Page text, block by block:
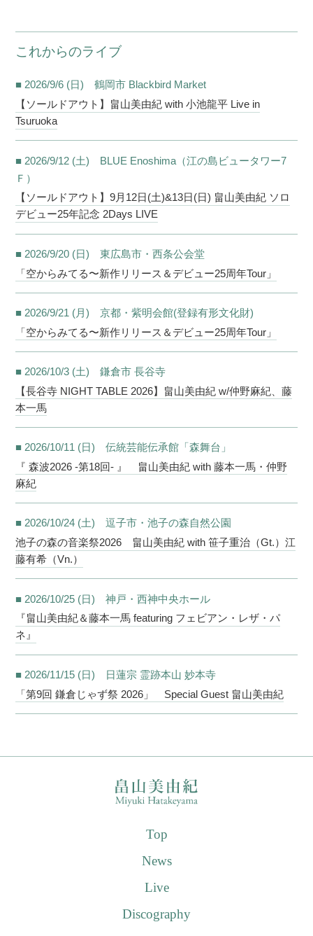
これからのライブ
■ 2026/9/6 (日) 鶴岡市 Blackbird Market
【ソールドアウト】畠山美由紀 with 小池龍平 Live in
Tsuruoka
■ 2026/9/12 (土) BLUE Enoshima（江の島ビュータワー7
Ｆ）
【ソールドアウト】9月12日(土)&13日(日) 畠山美由紀 ソロ
デビュー25年記念 2Days LIVE
■ 2026/9/20 (日) 東広島市・西条公会堂
「空からみてる〜新作リリース＆デビュー25周年Tour」
■ 2026/9/21 (月) 京都・紫明会館(登録有形文化財)
「空からみてる〜新作リリース＆デビュー25周年Tour」
■ 2026/10/3 (土) 鎌倉市 長谷寺
【長谷寺 NIGHT TABLE 2026】畠山美由紀 w/仲野麻紀、藤
本一馬
■ 2026/10/11 (日) 伝統芸能伝承館「森舞台」
『 森波2026 -第18回- 』 畠山美由紀 with 藤本一馬・仲野
麻紀
■ 2026/10/24 (土) 逗子市・池子の森自然公園
池子の森の音楽祭2026 畠山美由紀 with 笹子重治（Gt.）江
藤有希（Vn.）
■ 2026/10/25 (日) 神戸・西神中央ホール
『畠山美由紀＆藤本一馬 featuring フェビアン・レザ・パ
ネ』
■ 2026/11/15 (日) 日蓮宗 霊跡本山 妙本寺
「第9回 鎌倉じゃず祭 2026」 Special Guest 畠山美由紀
Top
News
Live
Discography